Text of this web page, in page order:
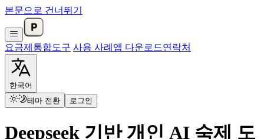
본문으로 건너뛰기
요금제 통합도구 사용 사례 앱 다운로드연락처
한국어
테마 전환
로그인
Deepseek 기반 개인 AI 숙제 도